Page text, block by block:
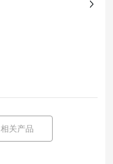
相关产品